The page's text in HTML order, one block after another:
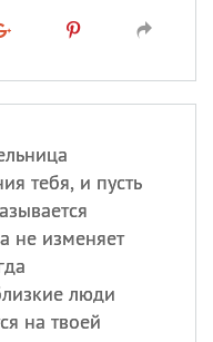
тебя, и пусть
не изменяет
люди
на твоей